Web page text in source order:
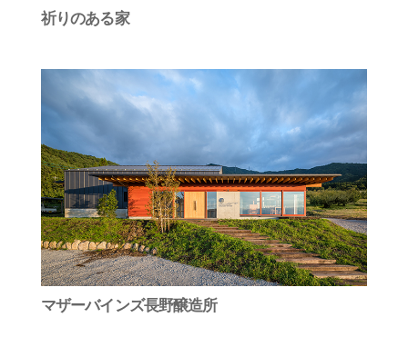
祈りのある家
マザーバインズ長野醸造所